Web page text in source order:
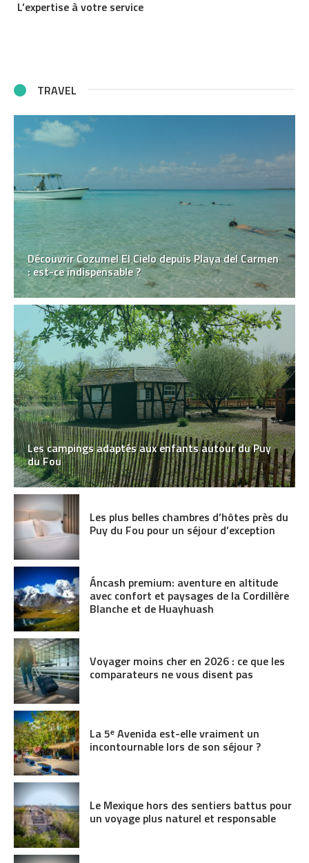
L’expertise à votre service
TRAVEL
Découvrir Cozumel El Cielo depuis Playa del Carmen
: est-ce indispensable ?
Les campings adaptés aux enfants autour du Puy
du Fou
Les plus belles chambres d’hôtes près du
Puy du Fou pour un séjour d’exception
Áncash premium: aventure en altitude
avec confort et paysages de la Cordillère
Blanche et de Huayhuash
Voyager moins cher en 2026 : ce que les
comparateurs ne vous disent pas
La 5ᵉ Avenida est-elle vraiment un
incontournable lors de son séjour ?
Le Mexique hors des sentiers battus pour
un voyage plus naturel et responsable